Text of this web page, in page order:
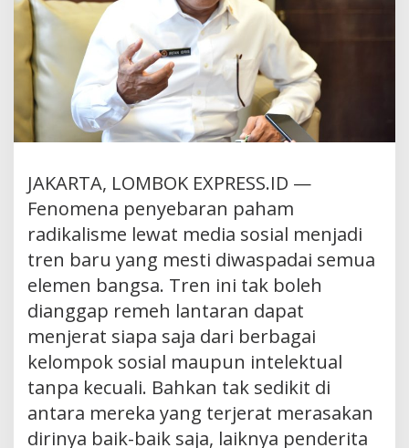
JAKARTA, LOMBOK EXPRESS.ID —
Fenomena penyebaran paham
radikalisme lewat media sosial menjadi
tren baru yang mesti diwaspadai semua
elemen bangsa. Tren ini tak boleh
dianggap remeh lantaran dapat
menjerat siapa saja dari berbagai
kelompok sosial maupun intelektual
tanpa kecuali. Bahkan tak sedikit di
antara mereka yang terjerat merasakan
dirinya baik-baik saja, laiknya penderita